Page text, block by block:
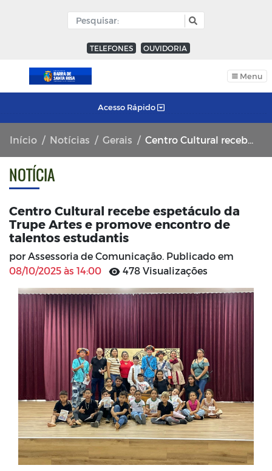
TELEFONES OUVIDORIA
Menu
Acesso Rápido
Início Notícias Gerais Centro Cultural recebe espetáculo da Trupe Artes e promove encontro de talentos estudantis
NOTÍCIA
Centro Cultural recebe espetáculo da
Trupe Artes e promove encontro de
talentos estudantis
por Assessoria de Comunicação. Publicado em
08/10/2025 às 14:00
478 Visualizações